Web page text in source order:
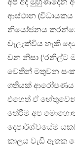
අප අද මුහුණදෙන
ආස්ථාන (විධායකය
නියෝජනය
වැලැක්විය හැකි
වන නිසා (‘රනිල්ට
වෙතින් මතුවන
ගතියක් ආරෝපණය
එහෙත් ඒ හේතුවෙන්,
තේරීම අප
දෙපාර්ශ්වයේම
කාලය වැඩි ඈතක